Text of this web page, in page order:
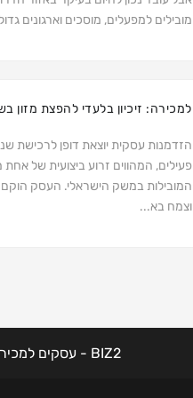
מובילים למפעלים, מוסכים וארגונים
למכירה: זיכיון בלעדי להפצת מזון
הזדמנות עסקית יוצאת דופן לרכישת
פעילים, המהווים זרוע ביצועית של
וצמח בא...
BIZ2 - עסקים למכירה